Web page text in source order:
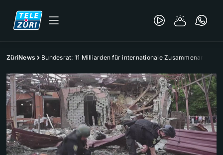
ZüriNews Bundesrat: 11 Milliarden für internationale Zusammenarbeit